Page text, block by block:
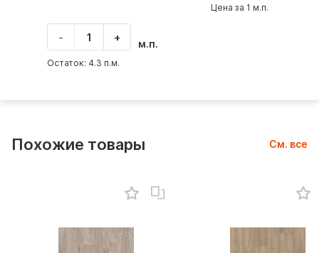
Цена за 1 м.п.
-
Укажите
количество
товара
+ м.п.
Остаток: 4.3 п.м.
Похожие товары См. все